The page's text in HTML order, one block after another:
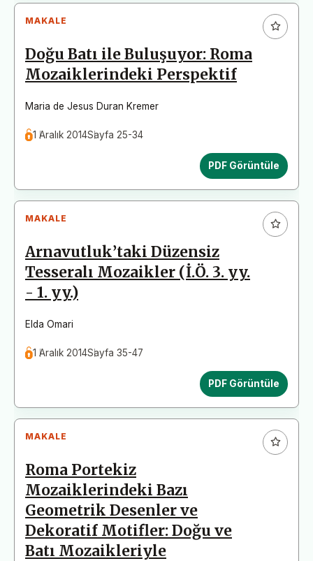
MAKALE
Doğu Batı ile Buluşuyor: Roma
Mozaiklerindeki Perspektif
Maria de Jesus Duran Kremer
1 Aralık 2014Sayfa 25-34
PDF Görüntüle
MAKALE
Arnavutluk’taki Düzensiz
Tesseralı Mozaikler (İ.Ö. 3. yy.
- 1. yy.)
Elda Omari
1 Aralık 2014Sayfa 35-47
PDF Görüntüle
MAKALE
Roma Portekiz
Mozaiklerindeki Bazı
Geometrik Desenler ve
Dekoratif Motifler: Doğu ve
Batı Mozaikleriyle